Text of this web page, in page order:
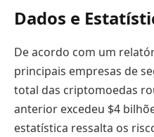
Dados e
De acordo com um
principais empresas de
total das criptomoedas
anterior excedeu $4
estatística ressalta os